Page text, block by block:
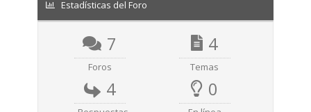
Estadísticas del Foro
7
Foros
4
Temas
4 0